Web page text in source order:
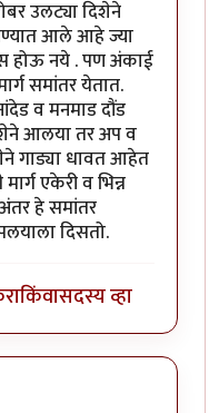
उलट्या दिशेने
आले आहे ज्या
होऊ नये . पण अंकाई
समांतर येतात.
व मनमाड दौंड
आलया तर अप व
गाड्या धावत आहेत
एकेरी व भिन्न
हे समांतर
दिसतो.
किंवासदस्य व्हा